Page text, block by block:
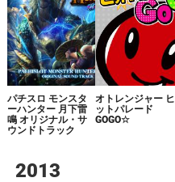
パチスロ モンスタ
ーハンター 月下雷
鳴 オリジナル・サ
ウンドトラック
オトレンジャー ヒ
ットパレード
GOGO☆
2013